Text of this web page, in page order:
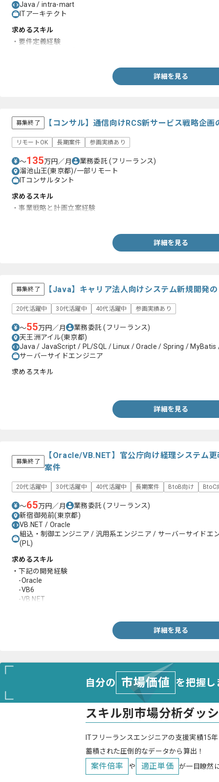
Java / intra-mart
ITアーキテクト
求めるスキル
・要件定義経験
詳細を見る
募集終了 【コンサル】通信向けRCS新サービス戦略企
リモートOK 長期案件 参画実績あり
〜135万円／月 業務委託(フリーランス)
溜池山王(東京都)/一部リモート
ITコンサルタント
求めるスキル
・事業戦略と計画立案経験
詳細を見る
募集終了 【Java】キャリア法人向けシステム新規開発
20代活躍中 30代活躍中 40代活躍中 参画実績あり
〜55万円／月 業務委託(フリーランス)
天王洲アイル(東京都)
Java / JavaScript / PL/SQL / Linux / Oracle / Spring / MyBatis
サーバーサイドエンジニア
求めるスキル
詳細を見る
募集終了
【Oracle/VB.NET】官公庁向け経理システム
案件
20代活躍中 30代活躍中 40代活躍中 長期案件 BtoB向け BtoC
〜65万円／月 業務委託(フリーランス)
新宿御苑前(東京都)
VB.NET / Oracle
組込・制御エンジニア / 汎用系エンジニア / サーバーサイドエ
(PL)
求めるスキル
・下記の開発経験
-Oracle
-VB6
-VB.NET
詳細を見る
自分の 市場価値 を把握
スキル別市場分析ダッ
ITフリーランスエンジニアの支援実績15
蓄積された圧倒的なデータから算出！
案件倍率 や 適正単価 が一目瞭然